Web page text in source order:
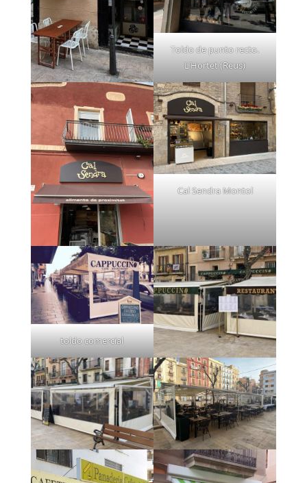
Toldo de punto recto.
L’Hortet (Reus)
Cal Sendra Montol
toldo comercial